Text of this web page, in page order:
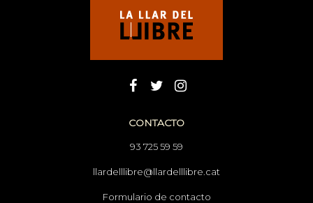
CONTACTO
93 725 59 59
llardelllibre@llardelllibre.cat
Formulario de contacto